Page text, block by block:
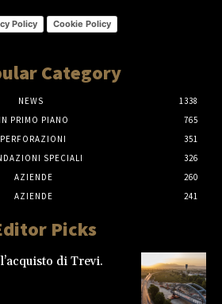
Policy Cookie Policy
Category
NEWS
1338
IN PRIMO PIANO
765
PERFORAZIONI
351
SPECIALI
326
AZIENDE
260
AZIENDE
241
Picks
di Trevi.